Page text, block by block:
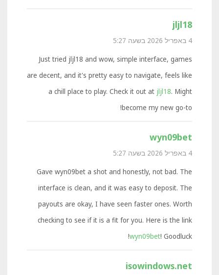
jljl18
4 באפריל 2026 בשעה 5:27
Just tried jljl18 and wow, simple interface, games
are decent, and it's pretty easy to navigate, feels like
a chill place to play. Check it out at jljl18. Might
become my new go-to!
wyn09bet
4 באפריל 2026 בשעה 5:27
Gave wyn09bet a shot and honestly, not bad. The
interface is clean, and it was easy to deposit. The
payouts are okay, I have seen faster ones. Worth
checking to see if it is a fit for you. Here is the link
wyn09bet! Goodluck!
isowindows.net